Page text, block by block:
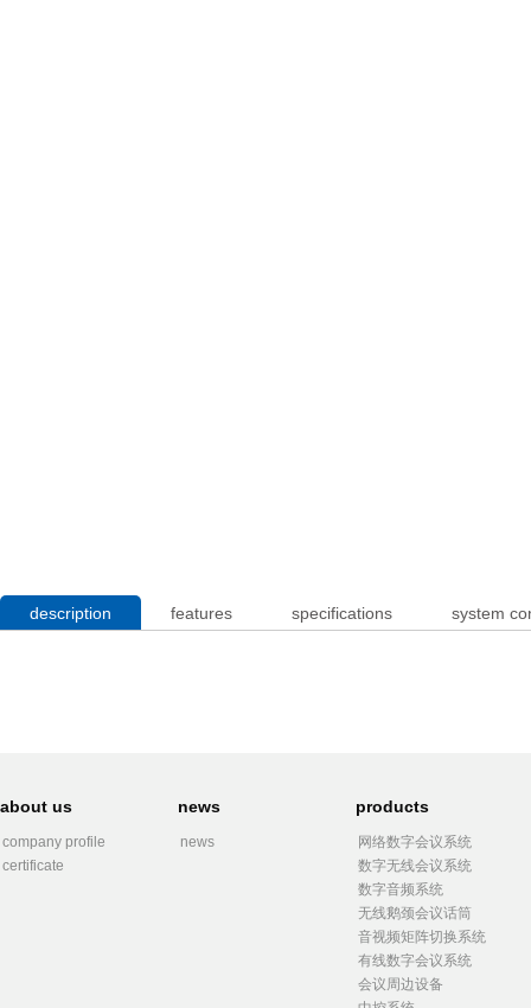
description features specifications system
about us
company profile
certificate
news
news
products
网络数字会议系统
数字无线会议系统
数字音频系统
无线鹅颈会议话筒
音视频矩阵切换系统
有线数字会议系统
会议周边设备